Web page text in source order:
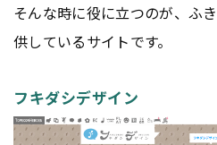
そんな時に役に立つのが、ふ
供しているサイトです。
フキダシデザイン